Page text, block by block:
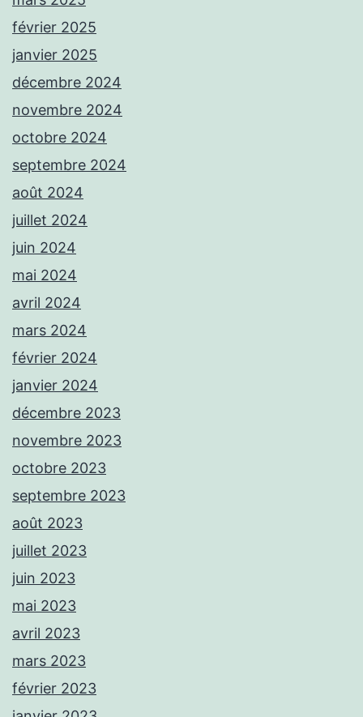
février 2025
janvier 2025
décembre 2024
novembre 2024
octobre 2024
septembre 2024
août 2024
juillet 2024
juin 2024
mai 2024
avril 2024
mars 2024
février 2024
janvier 2024
décembre 2023
novembre 2023
octobre 2023
septembre 2023
août 2023
juillet 2023
juin 2023
mai 2023
avril 2023
mars 2023
février 2023